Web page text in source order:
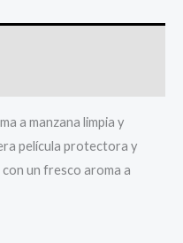
a manzana limpia y
película protectora y
un fresco aroma a